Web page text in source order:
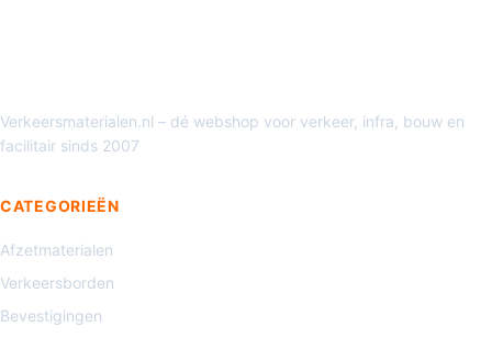
Verkeersmaterialen.nl – dé webshop voor verkeer, infra, bouw en
facilitair sinds 2007
CATEGORIEËN
Afzetmaterialen
Verkeersborden
Bevestigingen